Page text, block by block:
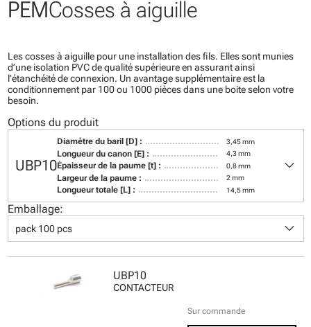
PEMCosses à aiguille
Les cosses à aiguille pour une installation des fils. Elles sont munies
d’une isolation PVC de qualité supérieure en assurant ainsi
l’étanchéité de connexion. Un avantage supplémentaire est la
conditionnement par 100 ou 1000 pièces dans une boite selon votre
besoin.
Options du produit
UBP10
Diamètre du baril [D] : 3,45 mm
Longueur du canon [E] : 4,3 mm
Épaisseur de la paume [t] : 0,8 mm
Largeur de la paume : 2 mm
Longueur totale [L] : 14,5 mm
keyboard_arrow_down
Emballage:
pack 100 pcs keyboard_arrow_down
UBP10
CONTACTEUR
Sur commande